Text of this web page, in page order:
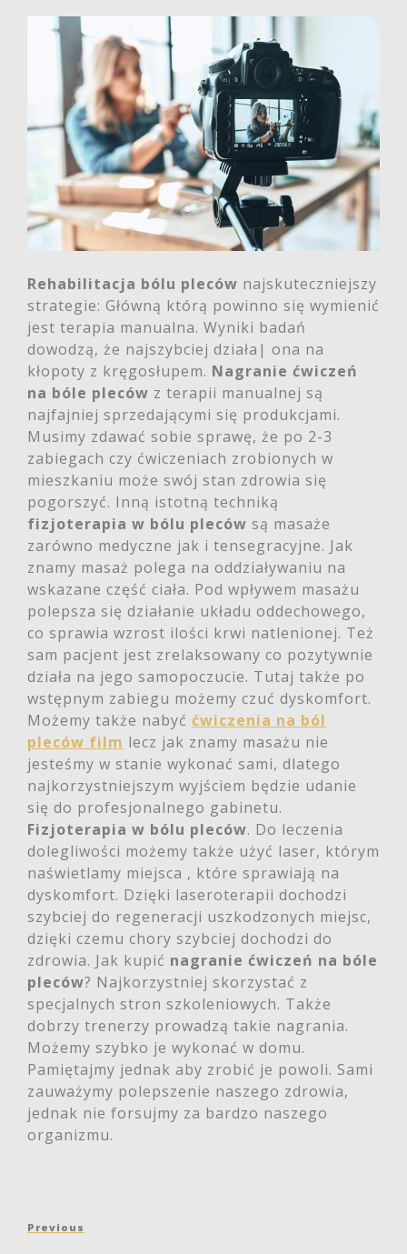
Rehabilitacja bólu pleców najskuteczniejszy
strategie: Główną którą powinno się wymienić
jest terapia manualna. Wyniki badań
dowodzą, że najszybciej działa| ona na
kłopoty z kręgosłupem. Nagranie ćwiczeń
na bóle pleców z terapii manualnej są
najfajniej sprzedającymi się produkcjami.
Musimy zdawać sobie sprawę, że po 2-3
zabiegach czy ćwiczeniach zrobionych w
mieszkaniu może swój stan zdrowia się
pogorszyć. Inną istotną techniką
fizjoterapia w bólu pleców są masaże
zarówno medyczne jak i tensegracyjne. Jak
znamy masaż polega na oddziaływaniu na
wskazane część ciała. Pod wpływem masażu
polepsza się działanie układu oddechowego,
co sprawia wzrost ilości krwi natlenionej. Też
sam pacjent jest zrelaksowany co pozytywnie
działa na jego samopoczucie. Tutaj także po
wstępnym zabiegu możemy czuć dyskomfort.
Możemy także nabyć ćwiczenia na ból
pleców film lecz jak znamy masażu nie
jesteśmy w stanie wykonać sami, dlatego
najkorzystniejszym wyjściem będzie udanie
się do profesjonalnego gabinetu.
Fizjoterapia w bólu pleców. Do leczenia
dolegliwości możemy także użyć laser, którym
naświetlamy miejsca , które sprawiają na
dyskomfort. Dzięki laseroterapii dochodzi
szybciej do regeneracji uszkodzonych miejsc,
dzięki czemu chory szybciej dochodzi do
zdrowia. Jak kupić nagranie ćwiczeń na bóle
pleców? Najkorzystniej skorzystać z
specjalnych stron szkoleniowych. Także
dobrzy trenerzy prowadzą takie nagrania.
Możemy szybko je wykonać w domu.
Pamiętajmy jednak aby zrobić je powoli. Sami
zauważymy polepszenie naszego zdrowia,
jednak nie forsujmy za bardzo naszego
organizmu.
Nawigacja
Previous
Previous